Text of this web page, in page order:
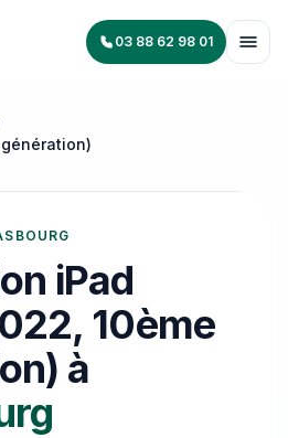
03 88 62 98 01
iPad
10ème
à